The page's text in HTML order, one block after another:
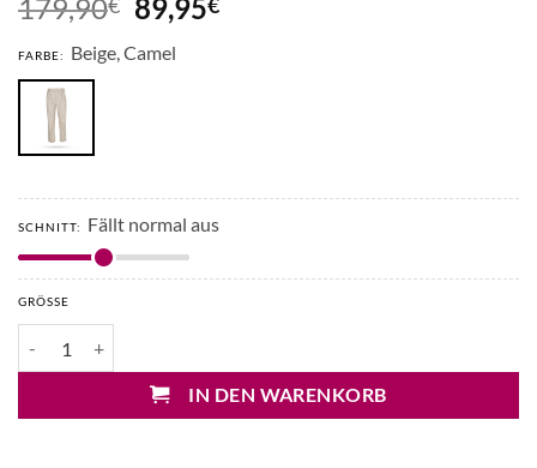
179,90
Preis
war:
89,95
FARBE: Beige, Camel
SCHNITT: Fällt normal aus
GRÖSSE
IN DEN WARENKORB